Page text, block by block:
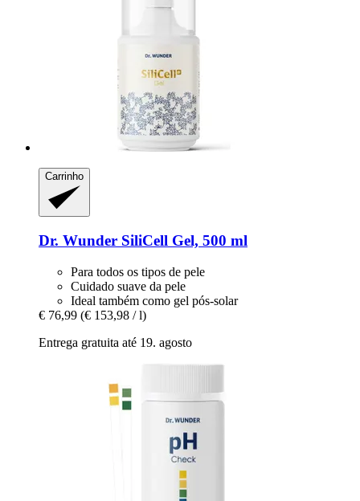
Carrinho
Dr. Wunder SiliCell Gel, 500 ml
Para todos os tipos de pele
Cuidado suave da pele
Ideal também como gel pós-solar
€ 76,99 (€ 153,98 / l)
Entrega gratuita até 19. agosto